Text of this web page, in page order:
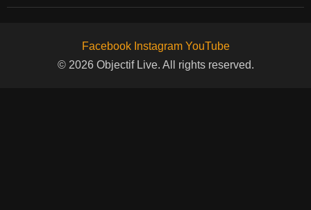
Facebook Instagram YouTube
© 2026 Objectif Live. All rights reserved.